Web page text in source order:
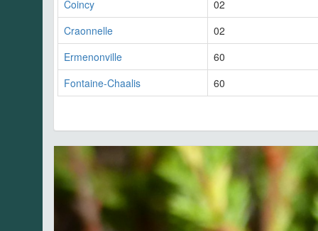
Coincy
02
Craonnelle
02
Ermenonville
60
Fontaine-Chaalis
60